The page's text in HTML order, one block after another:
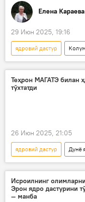
Елена Караева
29 Июн 2025, 19:16
ядровий дастур
Эрон
Исроил
Россия
ядросиз дунё
Теҳрон МАГАТЭ билан
тўхтатди
26 Июн 2025, 21:05
ядровий дастур
Дунё
Дунёда
Эрон
МАГАТЭ
Исроилнинг
Эрон ядро дастурини
— манба